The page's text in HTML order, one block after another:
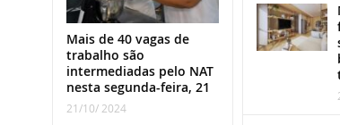
Mais de 40 vagas de
trabalho são
intermediadas pelo NAT
nesta segunda-feira, 21
21/10/ 2024